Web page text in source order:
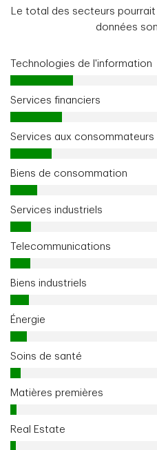
Le total des secteurs
données
Technologies de l'information
Services financiers
Services aux consommateurs
Biens de consommation
Services industriels
Telecommunications
Biens industriels
Énergie
Soins de santé
Matières premières
Real Estate